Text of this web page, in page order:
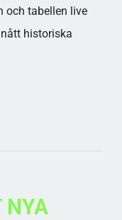
och tabellen live
historiska
NYA